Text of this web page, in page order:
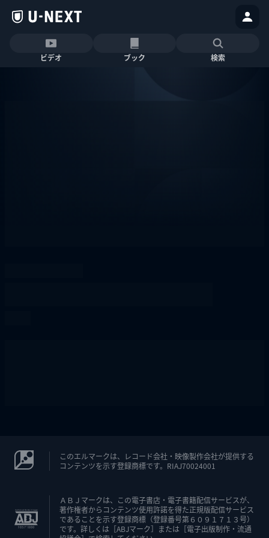
ビデオ ブック 検索
このエルマークは、レコード会社・映像製作会社が提供する
コンテンツを示す登録商標です。RIAJ70024001
ＡＢＪマークは、この電子書店・電子書籍配信サービスが、
著作権者からコンテンツ使用許諾を得た正規版配信サービス
であることを示す登録商標（登録番号第６０９１７１３号）
です。詳しくは［ABJマーク］または［電子出版制作・流通